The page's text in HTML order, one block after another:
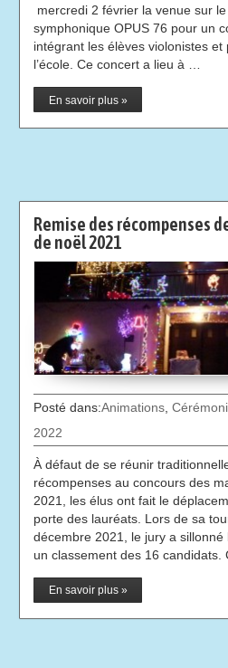
mercredi 2 février la venue sur
symphonique OPUS 76 pour un
intégrant les élèves violonistes et
l’école. Ce concert a lieu à …
En savoir plus »
Remise des récompenses
de noël 2021
Posté dans:Animations ,
2022
À défaut de se réunir
récompenses au concours des
2021, les élus ont fait le
porte des lauréats. Lors de sa
décembre 2021, le jury a sillonné
un classement des 16 candidats.
En savoir plus »